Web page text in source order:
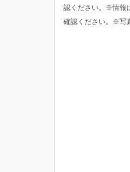
認ください。※情報
確認ください。※写